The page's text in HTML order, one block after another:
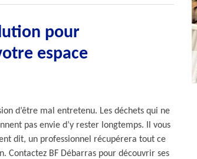
pour
espace
d’être mal entretenu. Les déchets qui ne
pas envie d’y rester longtemps. Il vous
dit, un professionnel récupérera tout ce
Contactez BF Débarras pour découvrir ses